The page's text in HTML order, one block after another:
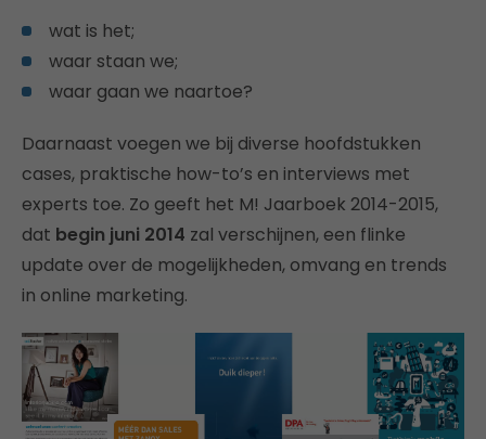
wat is het;
waar staan we;
waar gaan we naartoe?
Daarnaast voegen we bij diverse hoofdstukken
cases, praktische how-to’s en interviews met
experts toe. Zo geeft het M! Jaarboek 2014-2015,
dat begin juni 2014 zal verschijnen, een flinke
update over de mogelijkheden, omvang en trends
in online marketing.